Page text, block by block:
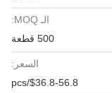
الـ MOQ:
500 قطعة
السعر:
$36.8-56.8/pcs